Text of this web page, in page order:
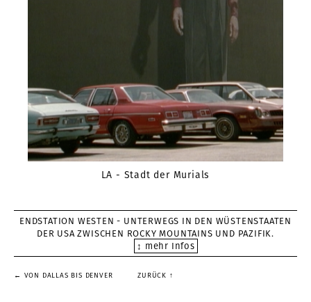
LA - Stadt der Murials
ENDSTATION WESTEN - UNTERWEGS IN DEN WÜSTENSTAATEN
DER USA ZWISCHEN ROCKY MOUNTAINS UND PAZIFIK.
↕ mehr Infos
ZURÜCK ↑
← VON DALLAS BIS DENVER